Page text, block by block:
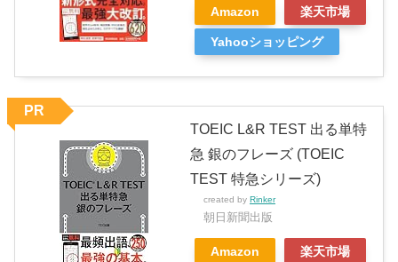
Amazon 楽天市場
Yahooショッピング
TOEIC L&R TEST 出る単特
急 銀のフレーズ (TOEIC
TEST 特急シリーズ)
created by Rinker
朝日新聞出版
Amazon 楽天市場
PR